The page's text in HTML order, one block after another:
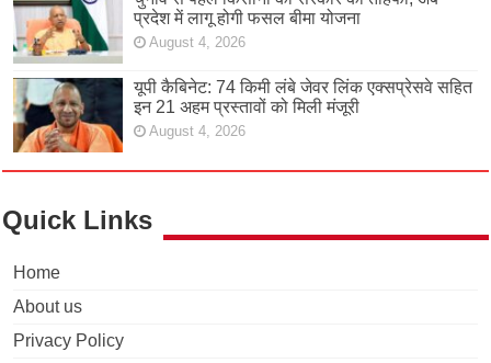
प्रदेश में लागू होगी फसल बीमा योजना
August 4, 2026
यूपी कैबिनेट: 74 किमी लंबे जेवर लिंक एक्सप्रेसवे सहित
इन 21 अहम प्रस्तावों को मिली मंजूरी
August 4, 2026
Quick Links
Home
About us
Privacy Policy